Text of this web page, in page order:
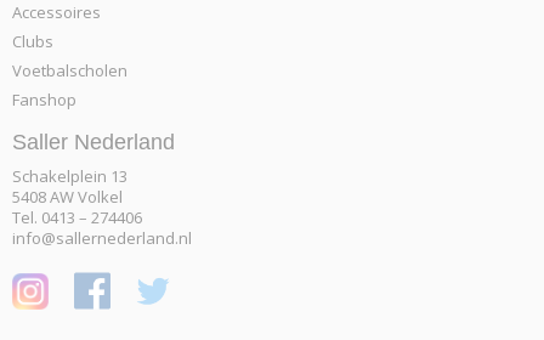
Accessoires
Clubs
Voetbalscholen
Fanshop
Saller Nederland
Schakelplein 13
5408 AW Volkel
Tel. 0413 – 274406
info@sallernederland.nl